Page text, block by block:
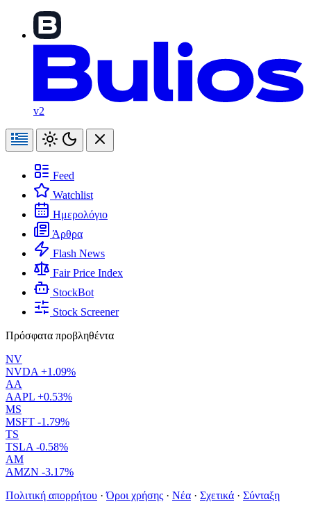
v2
Feed
Watchlist
Ημερολόγιο
Άρθρα
Flash News
Fair Price Index
StockBot
Stock Screener
Πρόσφατα προβληθέντα
NV
NVDA +1.09%
AA
AAPL +0.53%
MS
MSFT -1.79%
TS
TSLA -0.58%
AM
AMZN -3.17%
Πολιτική απορρήτου · Όροι χρήσης · Νέα · Σχετικά · Σύνταξη